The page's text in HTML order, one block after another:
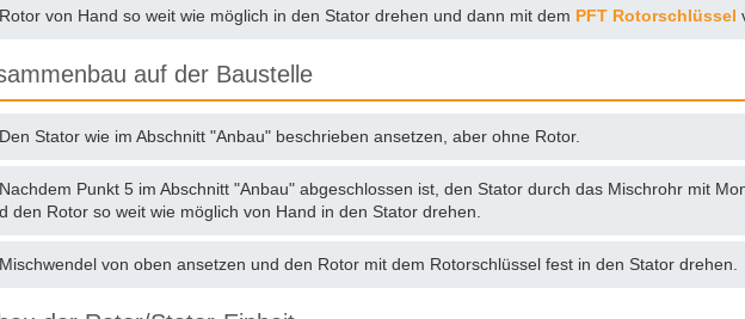
von Hand so weit wie möglich in den Stator drehen und dann mit dem PFT Rotorschlüssel
auf der Baustelle
Stator wie im Abschnitt "Anbau" beschrieben ansetzen, aber ohne Rotor.
Punkt 5 im Abschnitt "Anbau" abgeschlossen ist, den Stator durch das Mischrohr mit
den Rotor so weit wie möglich von Hand in den Stator drehen.
von oben ansetzen und den Rotor mit dem Rotorschlüssel fest in den Stator drehen.